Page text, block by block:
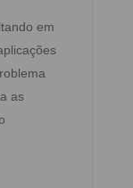
em
as